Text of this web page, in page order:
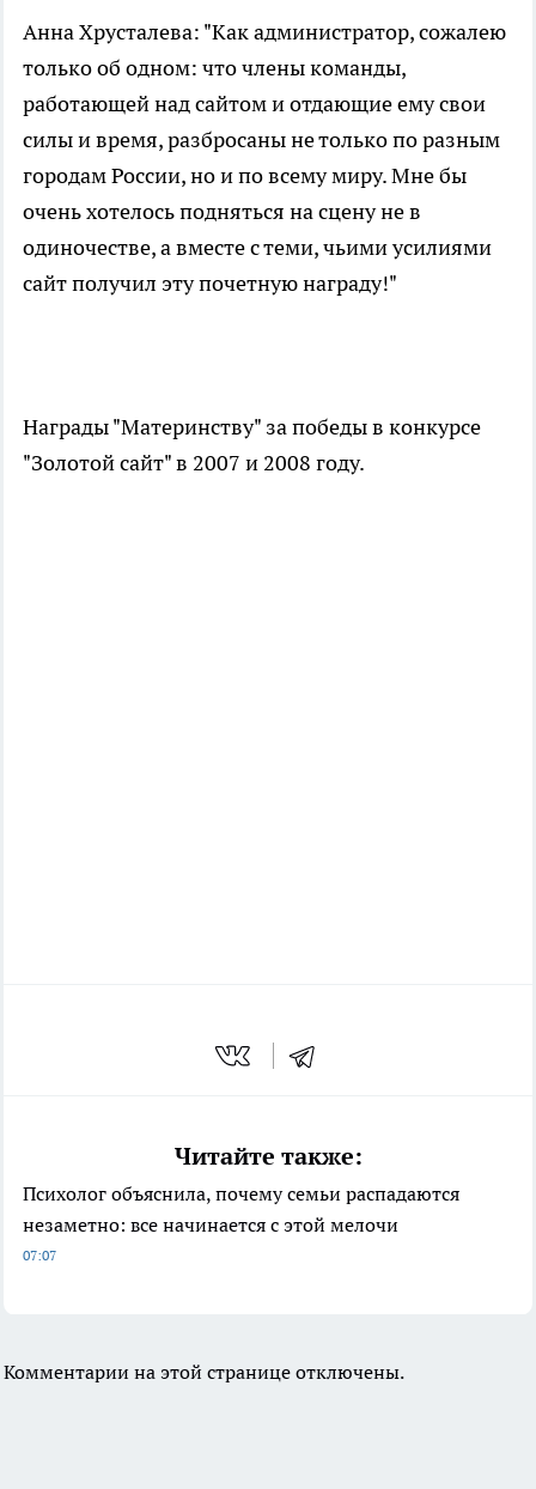
Анна Хрусталева: "Как администратор, сожалею
только об одном: что члены команды,
работающей над сайтом и отдающие ему свои
силы и время, разбросаны не только по разным
городам России, но и по всему миру. Мне бы
очень хотелось подняться на сцену не в
одиночестве, а вместе с теми, чьими усилиями
сайт получил эту почетную награду!"
Награды "Материнству" за победы в конкурсе
"Золотой сайт" в 2007 и 2008 году.
Читайте также:
Психолог объяснила, почему семьи распадаются
незаметно: все начинается с этой мелочи
07:07
Комментарии на этой странице отключены.